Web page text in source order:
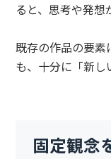
ると、思考や発想
既存の作品の要素
も、十分に「新し
固定観念